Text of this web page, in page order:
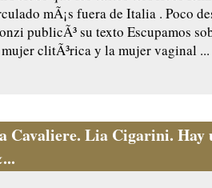
mÃ¡s fuera de Italia . Poco
publicÃ³ su texto Escupamos
clitÃ³rica y la mujer vaginal ...
Cavaliere. Lia Cigarini. Hay